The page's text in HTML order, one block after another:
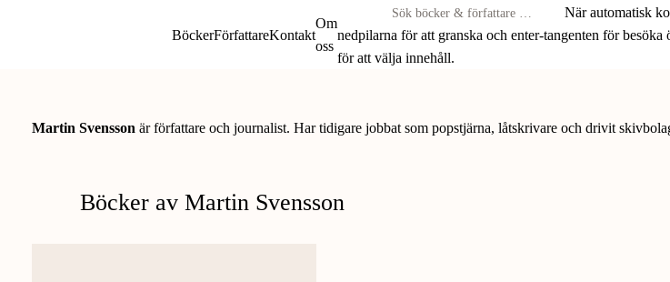
content
BöckerFörfattareKontakt
Om
oss
böcker
&
När automatisk
nedpilarna för att granska och enter-tangenten för
för att välja innehåll.
Martin Svensson är författare och journalist. Har tidigare jobbat som popstjärna, låtskrivare och drivit
Böcker av Martin Svensson